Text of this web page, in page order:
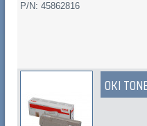
P/N: 45862816
OKI